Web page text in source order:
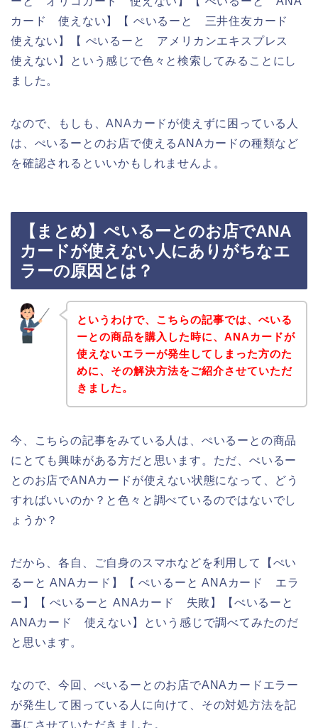
カード 使えない】【 ぺいるーと 三井住友カード
使えない】【 ぺいるーと アメリカンエキスプレス
使えない】という感じで色々と検索してみることにし
ました。
なので、もしも、ANAカードが使えずに困っている人
は、ぺいるーとのお店で使えるANAカードの種類など
を確認されるといいかもしれませんよ。
【まとめ】ぺいるーとのお店でANA
カードが使えない人にありがちなエ
ラーの原因とは？
というわけで、こちらの記事では、ぺいる
ーとの商品を購入した時に、ANAカードが
使えないエラーが発生してしまった方のた
めに、その解決方法をご紹介させていただ
きました。
今、こちらの記事をみている人は、ぺいるーとの商品
にとても興味がある方だと思います。ただ、ぺいるー
とのお店でANAカードが使えない状態になって、どう
すればいいのか？と色々と調べているのではないでし
ょうか？
だから、各自、ご自身のスマホなどを利用して【ぺい
るーと ANAカード】【 ぺいるーと ANAカード エラ
ー】【 ぺいるーと ANAカード 失敗】【ぺいるーと
ANAカード 使えない】という感じで調べてみたのだ
と思います。
なので、今回、ぺいるーとのお店でANAカードエラー
が発生して困っている人に向けて、その対処方法を記
事にさせていただきました。